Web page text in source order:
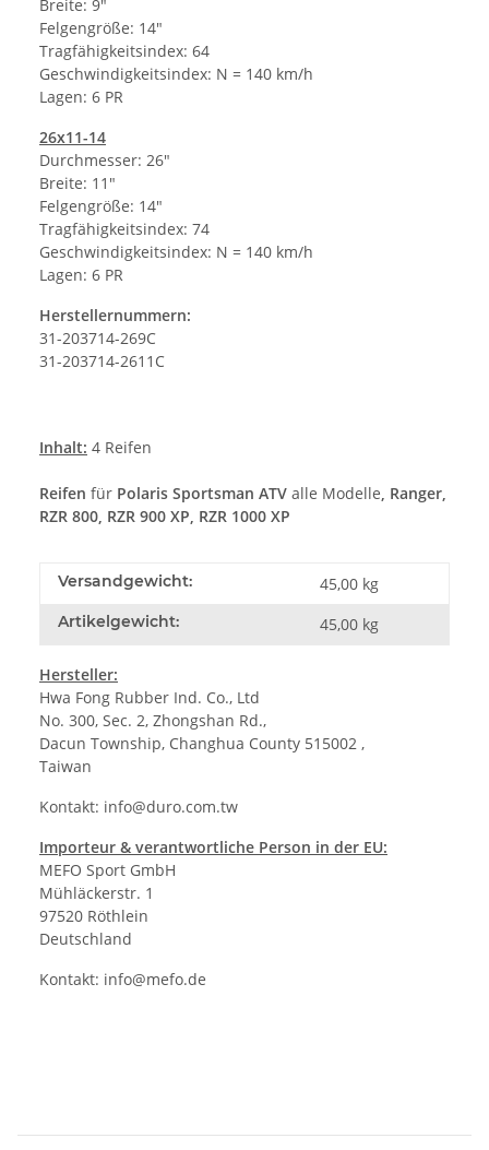
Breite: 9"
Felgengröße: 14"
Tragfähigkeitsindex: 64
Geschwindigkeitsindex: N = 140 km/h
Lagen: 6 PR
26x11-14
Durchmesser: 26"
Breite: 11"
Felgengröße: 14"
Tragfähigkeitsindex: 74
Geschwindigkeitsindex: N = 140 km/h
Lagen: 6 PR
Herstellernummern:
31-203714-269C
31-203714-2611C
Inhalt: 4 Reifen
Reifen für Polaris Sportsman ATV alle Modelle, Ranger,
RZR 800, RZR 900 XP, RZR 1000 XP
Versandgewicht: 45,00 kg
Artikelgewicht: 45,00 kg
Hersteller:
Hwa Fong Rubber Ind. Co., Ltd
No. 300, Sec. 2, Zhongshan Rd.,
Dacun Township, Changhua County 515002 ,
Taiwan
Kontakt: info@duro.com.tw
Importeur & verantwortliche Person in der EU:
MEFO Sport GmbH
Mühläckerstr. 1
97520 Röthlein
Deutschland
Kontakt: info@mefo.de